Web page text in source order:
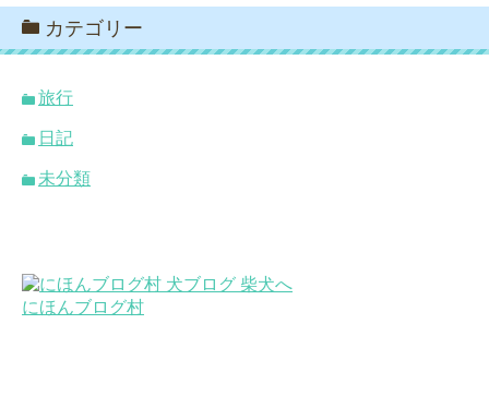
カテゴリー
旅行
日記
未分類
にほんブログ村